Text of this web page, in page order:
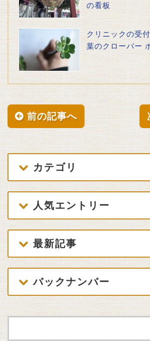
の看板
クリニックの受
葉のクローバー
前の記事へ
カテゴリ
人気エントリー
最新記事
バックナンバー